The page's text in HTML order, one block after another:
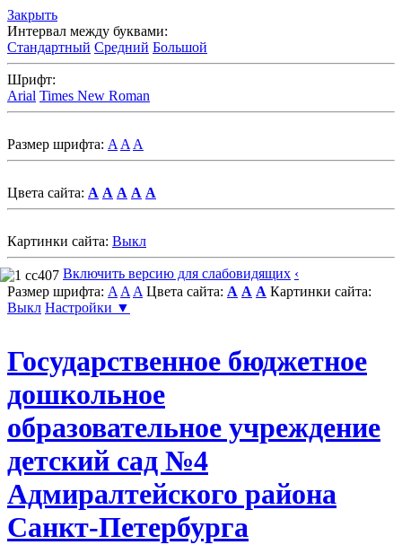
Закрыть
Интервал между буквами:
Стандартный Средний Большой
Шрифт:
Arial Times New Roman
Размер шрифта: A A A
Цвета сайта: A A A A A
Картинки сайта: Выкл
Включить версию для слабовидящих ‹
Размер шрифта: A A A Цвета сайта: A A A Картинки сайта:
Выкл Настройки ▼
Государственное бюджетное
дошкольное
образовательное учреждение
детский сад №4
Адмиралтейского района
Санкт-Петербурга